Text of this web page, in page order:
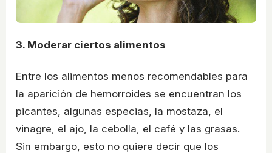
3. Moderar ciertos alimentos
Entre los alimentos menos recomendables para
la aparición de hemorroides se encuentran los
picantes, algunas especias, la mostaza, el
vinagre, el ajo, la cebolla, el café y las grasas.
Sin embargo, esto no quiere decir que los